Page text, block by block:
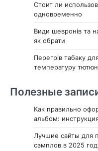
Стоит ли
одновременно
Види шевронів та
як обрати
Перегрів табаку
температуру тютюну
Полезные
Как правильно
альбом:
Лучшие сайты для
сэмплов в 2025